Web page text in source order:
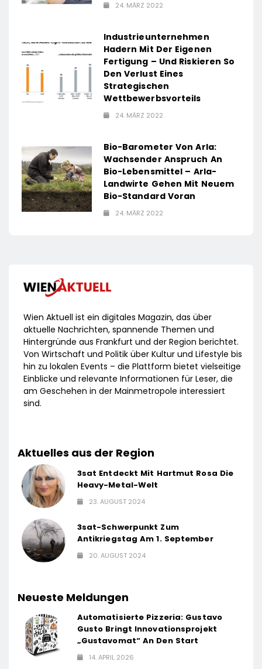
24. MÄRZ 2022
Industrieunternehmen
Hadern Mit Der Eigenen
Fertigung – Und Riskieren So
Den Verlust Eines
Strategischen
Wettbewerbsvorteils
24. MÄRZ 2022
Bio-Barometer Von Arla:
Wachsender Anspruch An
Bio-Lebensmittel – Arla-
Landwirte Gehen Mit Neuem
Bio-Standard Voran
24. MÄRZ 2022
Wien Aktuell ist ein digitales Magazin, das über
aktuelle Nachrichten, spannende Themen und
Hintergründe aus Frankfurt und der Region berichtet.
Von Wirtschaft und Politik über Kultur und Lifestyle bis
hin zu lokalen Events – die Plattform bietet vielseitige
Einblicke und relevante Informationen für Leser, die
am Geschehen in der Mainmetropole interessiert
sind.
Aktuelles aus der Region
3sat Entdeckt Mit Hartmut Rosa Die
Heavy-Metal-Welt
23. AUGUST 2024
3sat-Schwerpunkt Zum
Antikriegstag Am 1. September
20. AUGUST 2024
Neueste Meldungen
Automatisierte Pizzeria: Gustavo
Gusto Bringt Innovationsprojekt
„Gustavomat“ An Den Start
14. APRIL 2026